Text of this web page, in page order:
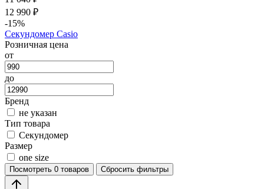
12 990 ₽
-15%
Секундомер Casio
Розничная цена
от
до
Бренд
не указан
Тип товара
Секундомер
Размер
one size
Посмотреть 0 товаров Сбросить фильтры